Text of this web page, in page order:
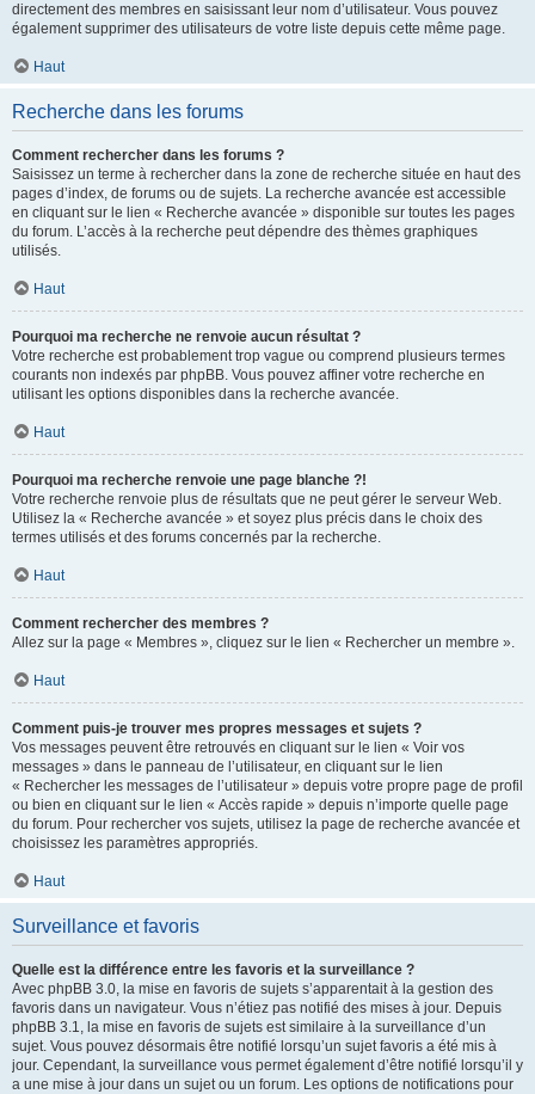
directement des membres en saisissant leur nom d’utilisateur. Vous pouvez
également supprimer des utilisateurs de votre liste depuis cette même page.
Haut
Recherche dans les forums
Comment rechercher dans les forums ?
Saisissez un terme à rechercher dans la zone de recherche située en haut des
pages d’index, de forums ou de sujets. La recherche avancée est accessible
en cliquant sur le lien « Recherche avancée » disponible sur toutes les pages
du forum. L’accès à la recherche peut dépendre des thèmes graphiques
utilisés.
Haut
Pourquoi ma recherche ne renvoie aucun résultat ?
Votre recherche est probablement trop vague ou comprend plusieurs termes
courants non indexés par phpBB. Vous pouvez affiner votre recherche en
utilisant les options disponibles dans la recherche avancée.
Haut
Pourquoi ma recherche renvoie une page blanche ?!
Votre recherche renvoie plus de résultats que ne peut gérer le serveur Web.
Utilisez la « Recherche avancée » et soyez plus précis dans le choix des
termes utilisés et des forums concernés par la recherche.
Haut
Comment rechercher des membres ?
Allez sur la page « Membres », cliquez sur le lien « Rechercher un membre ».
Haut
Comment puis-je trouver mes propres messages et sujets ?
Vos messages peuvent être retrouvés en cliquant sur le lien « Voir vos
messages » dans le panneau de l’utilisateur, en cliquant sur le lien
« Rechercher les messages de l’utilisateur » depuis votre propre page de profil
ou bien en cliquant sur le lien « Accès rapide » depuis n’importe quelle page
du forum. Pour rechercher vos sujets, utilisez la page de recherche avancée et
choisissez les paramètres appropriés.
Haut
Surveillance et favoris
Quelle est la différence entre les favoris et la surveillance ?
Avec phpBB 3.0, la mise en favoris de sujets s’apparentait à la gestion des
favoris dans un navigateur. Vous n’étiez pas notifié des mises à jour. Depuis
phpBB 3.1, la mise en favoris de sujets est similaire à la surveillance d’un
sujet. Vous pouvez désormais être notifié lorsqu’un sujet favoris a été mis à
jour. Cependant, la surveillance vous permet également d’être notifié lorsqu’il y
a une mise à jour dans un sujet ou un forum. Les options de notifications pour